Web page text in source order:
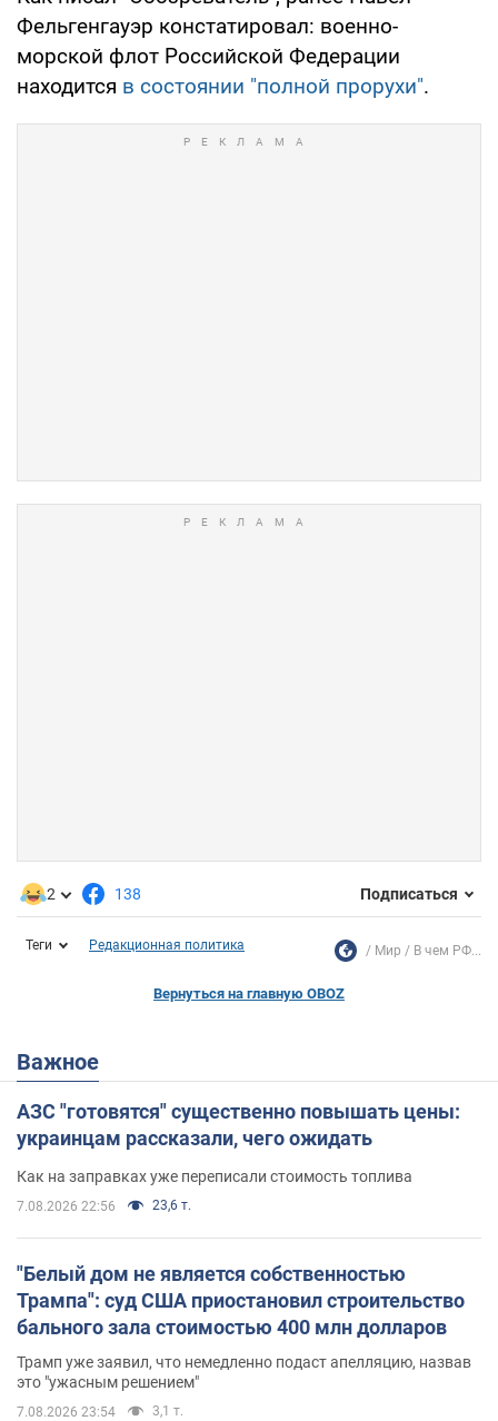
Фельгенгауэр констатировал: военно-
морской флот Российской Федерации
находится в состоянии "полной прорухи".
2 138 Подписаться
Теги Редакционная политика Мир В чем РФ...
Вернуться на главную OBOZ
Важное
АЗС "готовятся" существенно повышать цены:
украинцам рассказали, чего ожидать
Как на заправках уже переписали стоимость топлива
7.08.2026 22:56 23,6 т.
"Белый дом не является собственностью
Трампа": суд США приостановил строительство
бального зала стоимостью 400 млн долларов
Трамп уже заявил, что немедленно подаст апелляцию, назвав
это "ужасным решением"
7.08.2026 23:54 3,1 т.